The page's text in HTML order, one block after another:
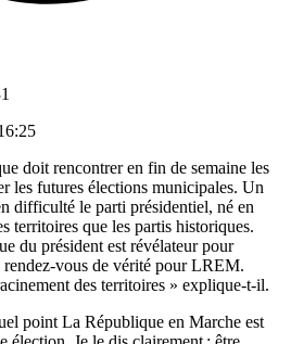
doit rencontrer en fin de semaine les
les futures élections municipales. Un
difficulté le parti présidentiel, né en
territoires que les partis historiques.
du président est révélateur pour
rendez-vous de vérité pour LREM.
des territoires » explique-t-il.
point La République en Marche est